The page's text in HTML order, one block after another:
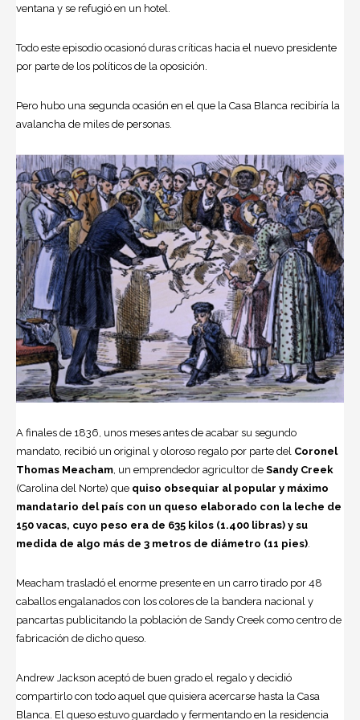
ventana y se refugió en un hotel.
Todo este episodio ocasionó duras críticas hacia el nuevo presidente
por parte de los políticos de la oposición.
Pero hubo una segunda ocasión en el que la Casa Blanca recibiría la
avalancha de miles de personas.
A finales de 1836, unos meses antes de acabar su segundo
mandato, recibió un original y oloroso regalo por parte del Coronel
Thomas Meacham, un emprendedor agricultor de Sandy Creek
(Carolina del Norte) que quiso obsequiar al popular y máximo
mandatario del país con un queso elaborado con la leche de
150 vacas, cuyo peso era de 635 kilos (1.400 libras) y su
medida de algo más de 3 metros de diámetro (11 pies).
Meacham trasladó el enorme presente en un carro tirado por 48
caballos engalanados con los colores de la bandera nacional y
pancartas publicitando la población de Sandy Creek como centro de
fabricación de dicho queso.
Andrew Jackson aceptó de buen grado el regalo y decidió
compartirlo con todo aquel que quisiera acercarse hasta la Casa
Blanca. El queso estuvo guardado y fermentando en la residencia